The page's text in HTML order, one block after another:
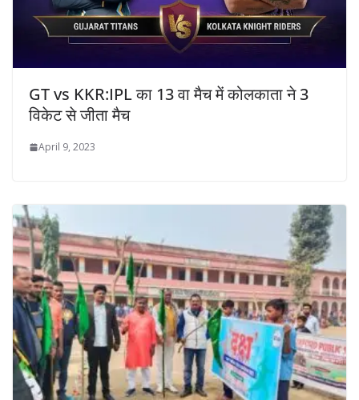
GT vs KKR:IPL का 13 वा मैच में कोलकाता ने 3
विकेट से जीता मैच
April 9, 2023